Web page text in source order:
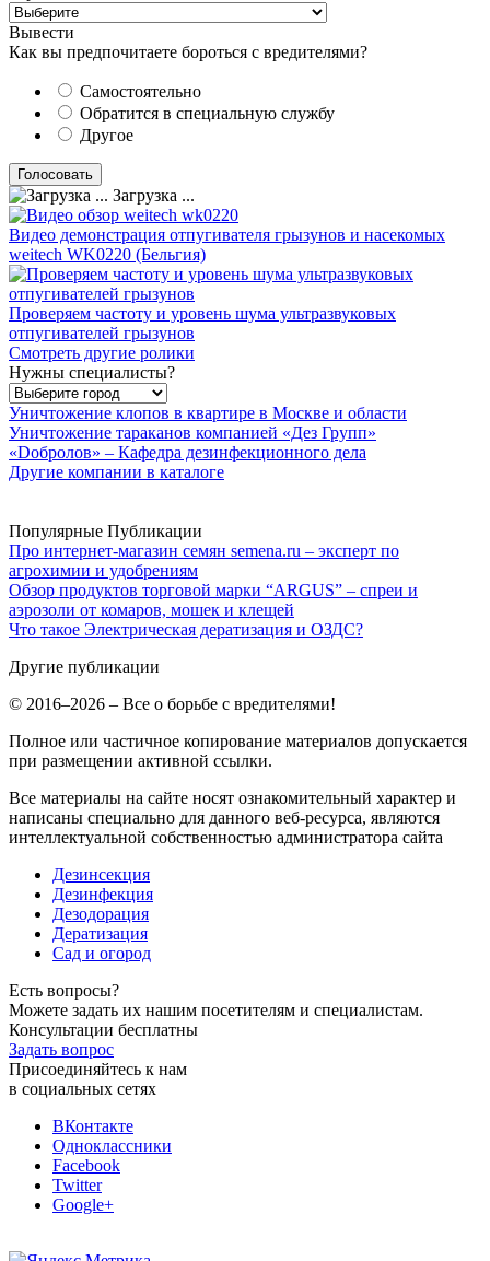
Вывести
Как вы предпочитаете бороться с вредителями?
Самостоятельно
Обратится в специальную службу
Другое
Загрузка ...
Видео демонстрация отпугивателя грызунов и насекомых
weitech WK0220 (Бельгия)
Проверяем частоту и уровень шума ультразвуковых
отпугивателей грызунов
Смотреть другие ролики
Нужны специалисты?
Уничтожение клопов в квартире в Москве и области
Уничтожение тараканов компанией «Дез Групп»
«Dобролов» – Кафедра дезинфекционного дела
Другие компании в каталоге
Популярные Публикации
Про интернет-магазин семян semena.ru – эксперт по
агрохимии и удобрениям
Обзор продуктов торговой марки “ARGUS” – спреи и
аэрозоли от комаров, мошек и клещей
Что такое Электрическая дератизация и ОЗДС?
Другие публикации
© 2016–2026 – Все о борьбе с вредителями!
Полное или частичное копирование материалов допускается
при размещении активной ссылки.
Все материалы на сайте носят ознакомительный характер и
написаны специально для данного веб-ресурса, являются
интеллектуальной собственностью администратора сайта
Дезинсекция
Дезинфекция
Дезодорация
Дератизация
Сад и огород
Есть вопросы?
Можете задать их нашим посетителям и специалистам.
Консультации бесплатны
Задать вопрос
Присоединяйтесь к нам
в социальных сетях
ВКонтакте
Одноклассники
Facebook
Twitter
Google+